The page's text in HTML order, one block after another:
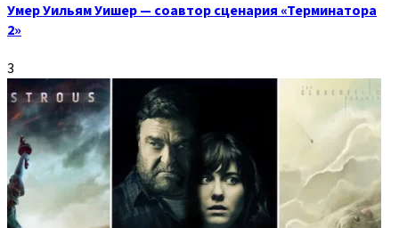
Умер Уильям Уишер — соавтор сценария «Терминатора
2»
3